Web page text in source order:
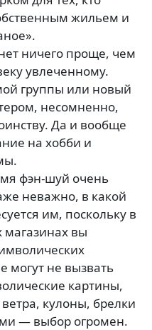
жильем и
ничего проще, чем
увлеченному.
группы или новый
несомненно,
Да и вообще
на хобби и
фэн-шуй очень
неважно, в какой
им, поскольку в
вы
могут не вызвать
картины,
кулоны, брелки
— выбор огромен.